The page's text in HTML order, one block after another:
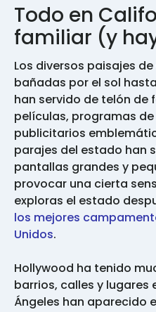
Todo en
familiar (y
Los diversos paisajes
bañadas por el sol
han servido de telón de
películas, programas
publicitarios
parajes del estado han
pantallas grandes y
provocar una cierta
exploras el estado
los mejores
Unidos.
Hollywood ha tenido
barrios, calles y lugares
Ángeles han aparecido